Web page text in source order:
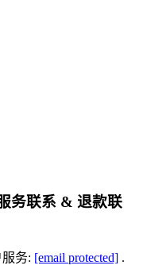
务联系 & 退款联
务: [email protected] .